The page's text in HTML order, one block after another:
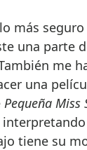
más
una parte
me
una
Pequeña Miss
tiene su